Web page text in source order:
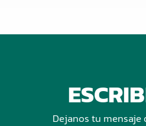
Dejanos tu mensaje